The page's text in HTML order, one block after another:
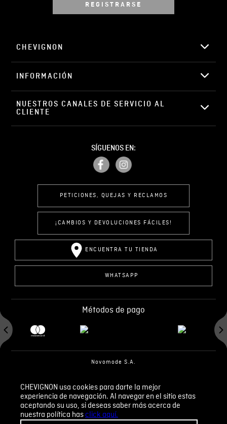
CHEVIGNON usa cookies para darte la mejor
experiencia de navegación. Al navegar en el sitio estas
aceptando su uso, si deseas saber más acerca de
nuestra política hasclick aquí.
ENVIAR COMENTARIO
REGISTRARSE
CHEVIGNON
INFORMACIÓN
NUESTROS CANALES DE SERVICIO AL
CLIENTE
SÍGUENOS EN:
PETICIONES, QUEJAS Y RECLAMOS
¡CAMBIOS Y DEVOLUCIONES FÁCILES!
ENCUENTRA TU TIENDA
WHATSAPP
Métodos de pago
Novomode S.A.
Términos y condiciones
Políticas de privacidad
Tratamiento de datos personales